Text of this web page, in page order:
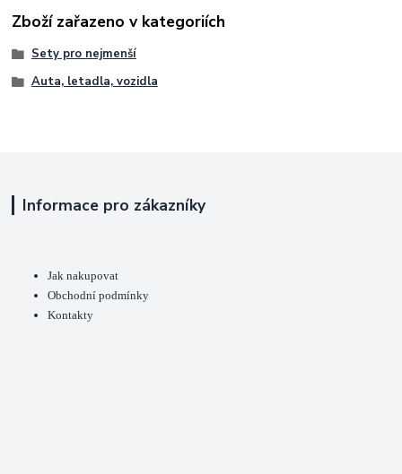
Zboží zařazeno v kategoriích
Sety pro nejmenší
Auta, letadla, vozidla
Informace pro zákazníky
Jak nakupovat
Obchodní podmínky
Kontakty